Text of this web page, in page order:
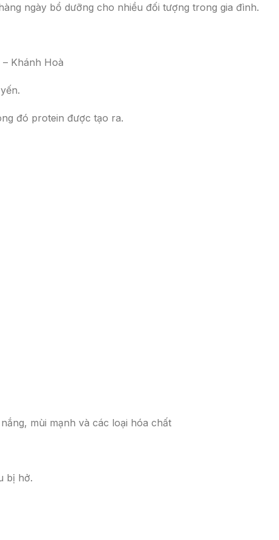
ngày bổ dưỡng cho nhiều đối tượng trong gia đình.
Khánh Hoà
đó protein được tạo ra.
mùi mạnh và các loại hóa chất
bị hở.